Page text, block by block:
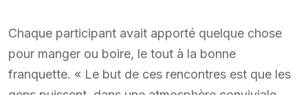
Chaque participant avait apporté quelque chose
pour manger ou boire, le tout à la bonne
franquette. « Le but de ces rencontres est que les